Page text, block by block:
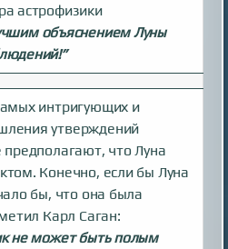
астрофизики
объяснением Луны
интригующих и
утверждений
что Луна
Конечно, если бы Луна
бы, что она была
Карл Саган:
не может быть полым